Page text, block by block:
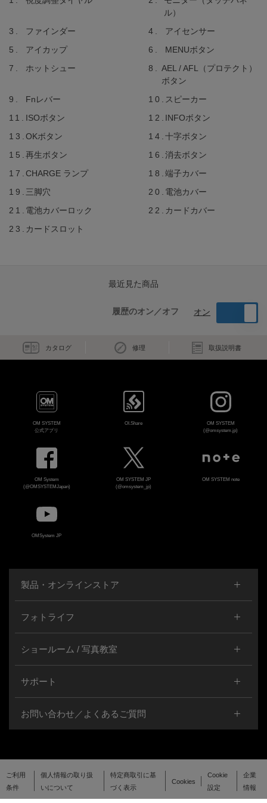
ル）
ファインダー
アイセンサー
アイカップ
MENUボタン
ホットシュー
AEL / AFL（プロテクト）
ボタン
Fnレバー
スピーカー
ISOボタン
INFOボタン
OKボタン
十字ボタン
再生ボタン
消去ボタン
CHARGE ランプ
端子カバー
三脚穴
電池カバー
電池カバーロック
カードカバー
カードスロット
最近見た商品
履歴のオン／オフ オン
カタログ 修理 取扱説明書
OM SYSTEM
公式アプリ
OI.Share
OM SYSTEM
(@omsystem.jp)
OM System
(@OMSYSTEMJapan)
OM SYSTEM JP
(@omsystem_jp)
OM SYSTEM note
OMSystem JP
製品・オンラインストア
フォトライフ
ショールーム / 写真教室
サポート
お問い合わせ／よくあるご質問
ご利用
条件
個人情報の取り扱
いについて
特定商取引に基
づく表示
Cookies
Cookie
設定
企業
情報